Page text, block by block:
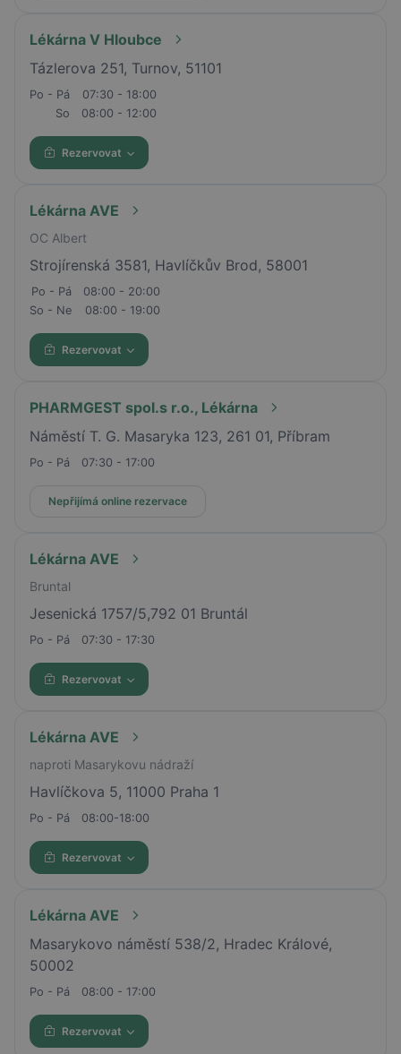
Lékárna V Hloubce
Tázlerova 251, Turnov, 51101
Po - Pá
07:30 - 18:00
So
08:00 - 12:00
Rezervovat
Lékárna AVE
OC Albert
Strojírenská 3581, Havlíčkův Brod, 58001
Po - Pá
08:00 - 20:00
So - Ne
08:00 - 19:00
Rezervovat
PHARMGEST spol.s r.o., Lékárna
Náměstí T. G. Masaryka 123, 261 01, Příbram
Po - Pá 07:30 - 17:00
Nepřijímá online rezervace
Lékárna AVE
Bruntal
Jesenická 1757/5,792 01 Bruntál
Po - Pá 07:30 - 17:30
Rezervovat
Lékárna AVE
naproti Masarykovu nádraží
Havlíčkova 5, 11000 Praha 1
Po - Pá 08:00-18:00
Rezervovat
Lékárna AVE
Masarykovo náměstí 538/2, Hradec Králové,
50002
Po - Pá 08:00 - 17:00
Rezervovat